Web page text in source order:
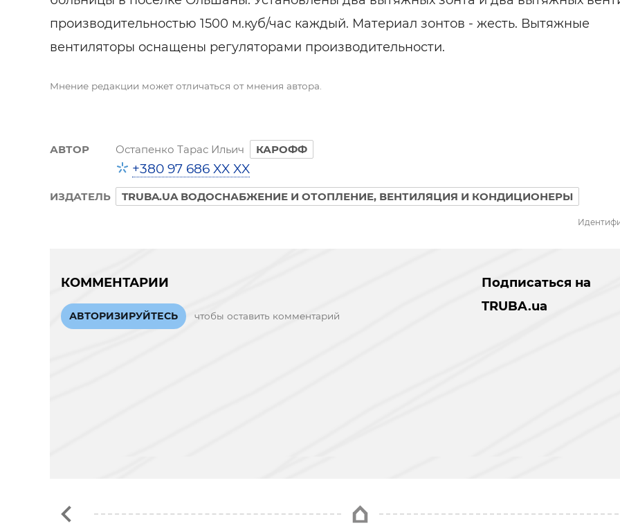
производительностью 1500 м.куб/час каждый. Материал зонтов - жесть. Вытяжные
вентиляторы оснащены регуляторами производительности.
Мнение редакции может отличаться от мнения автора.
АВТОР Остапенко Тарас Ильич КАРОФФ
+380 97 686 XX XX
ИЗДАТЕЛЬ TRUBA.UA ВОДОСНАБЖЕНИЕ И ОТОПЛЕНИЕ, ВЕНТИЛЯЦИЯ И КОНДИЦИОНЕРЫ
КОММЕНТАРИИ
АВТОРИЗИРУЙТЕСЬ чтобы оставить комментарий
Подписаться на
TRUBA.ua